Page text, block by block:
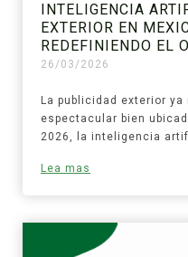
INTELIGENCIA
EXTERIOR EN
REDEFINIENDO EL
26/03/2026
La publicidad exterior
espectacular bien
2026, la inteligencia
Lea mas